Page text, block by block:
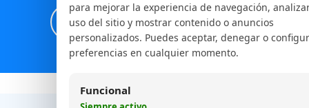
Solicita tu diagnóstico digital
para mejorar la experiencia de navegación,
uso del sitio y mostrar contenido o anuncios
personalizados. Puedes aceptar, denegar o
preferencias en cualquier momento.
Funcional